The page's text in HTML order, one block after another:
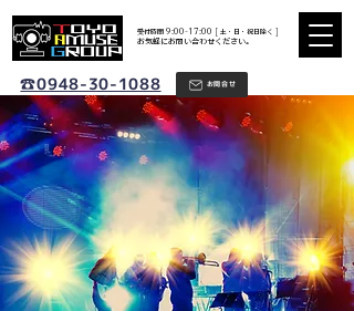
お問合せ
☎0948-30-1088
​お気軽にお問い合わせください。
​受付時間 9:00-17:00 [ 土・日・祝日除く ]